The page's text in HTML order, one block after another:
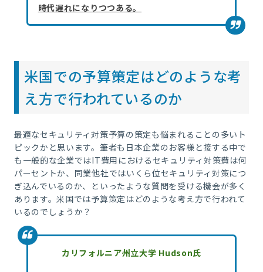
時代遅れになりつつある。
米国での予算策定はどのような考
え方で行われているのか
最適なセキュリティ対策予算の策定も悩まれることの多いト
ピックかと思います。筆者も日本企業のお客様と接する中で
も一般的な企業ではIT費用におけるセキュリティ対策費は何
パーセントか、同業他社ではいくら位セキュリティ対策につ
ぎ込んでいるのか、といったような質問を受ける機会が多く
あります。米国では予算策定はどのような考え方で行われて
いるのでしょうか？
カリフォルニア州立大学 Hudson氏